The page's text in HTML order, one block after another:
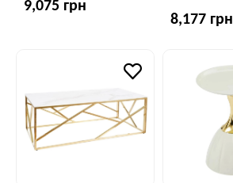
9,075 грн
8,177 грн